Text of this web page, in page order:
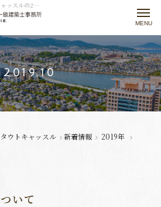
福岡市で設計事務所ならスタウトキャッスルの2019 10月をご紹介。
2019.10
ウトキャッスル 新着情報
2019年
いて
t
o
g
g
l
e
n